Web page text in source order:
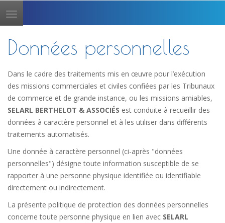
Toggle
navigation
Données personnelles
Dans le cadre des traitements mis en œuvre pour l’exécution
des missions commerciales et civiles confiées par les Tribunaux
de commerce et de grande instance, ou les missions amiables,
SELARL BERTHELOT & ASSOCIÉS est conduite à recueillir des
données à caractère personnel et à les utiliser dans différents
traitements automatisés.
Une donnée à caractère personnel (ci-après "données
personnelles") désigne toute information susceptible de se
rapporter à une personne physique identifiée ou identifiable
directement ou indirectement.
La présente politique de protection des données personnelles
concerne toute personne physique en lien avec SELARL